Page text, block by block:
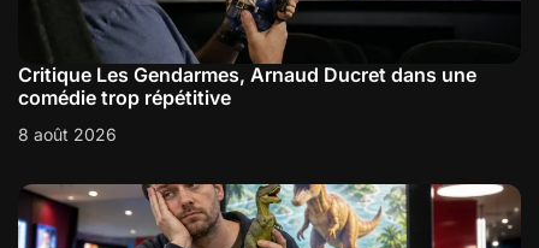
Critique Les Gendarmes, Arnaud Ducret dans une
comédie trop répétitive
8 août 2026